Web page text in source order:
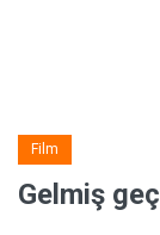
Film
Gelmiş